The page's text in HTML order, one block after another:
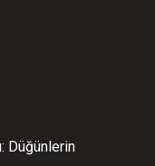
Düğünlerin